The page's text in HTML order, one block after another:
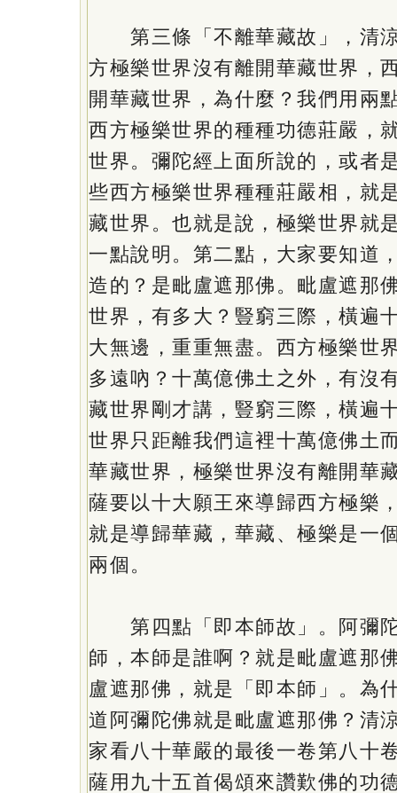
第三條「不離華藏故」，清
方極樂世界沒有離開華藏世界，
開華藏世界，為什麼？我們用兩
西方極樂世界的種種功德莊嚴，
世界。彌陀經上面所說的，或者
些西方極樂世界種種莊嚴相，就
藏世界。也就是說，極樂世界就
一點說明。第二點，大家要知道
造的？是毗盧遮那佛。毗盧遮那
世界，有多大？豎窮三際，橫遍
大無邊，重重無盡。西方極樂世
多遠吶？十萬億佛土之外，有沒
藏世界剛才講，豎窮三際，橫遍
世界只距離我們這裡十萬億佛土
華藏世界，極樂世界沒有離開華
薩要以十大願王來導歸西方極樂
就是導歸華藏，華藏、極樂是一
兩個。
第四點「即本師故」。阿彌
師，本師是誰啊？就是毗盧遮那
盧遮那佛，就是「即本師」。為
道阿彌陀佛就是毗盧遮那佛？清
家看八十華嚴的最後一卷第八十
薩用九十五首偈頌來讚歎佛的功